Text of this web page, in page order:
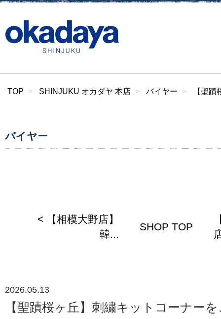
TOP SHINJUKU オカダヤ 本店 バイヤー 【聖
バイヤー
< 【相模大野店】
韓...
SHOP TOP
2026.05.13
【聖蹟桜ヶ丘】刺繍キットコーナーを